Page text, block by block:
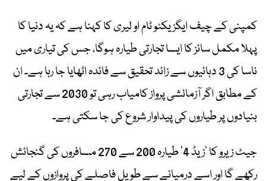
کمپنی کے چیف ایگزیکٹو ٹام او لیری کا کہنا ہے کہ یہ دنیا کا
پہلا مکمل سائز کا ایسا تجارتی طیارہ ہوگا، جس کی تیاری میں
ناسا کی 3 دہائیوں سے زائد تحقیق سے فائدہ اٹھایا جا رہا ہے۔ ان
کے مطابق اگر آزمائشی پرواز کامیاب رہی تو 2030 سے تجارتی
بنیادوں پر طیاروں کی پیداوار شروع کی جا سکتی ہے۔
جیٹ زیرو کا ’زیڈ 4‘ طیارہ 200 سے 270 مسافروں کی گنجائش
رکھے گا اور اسے درمیانے سے طویل فاصلے کی پروازوں کے لیے